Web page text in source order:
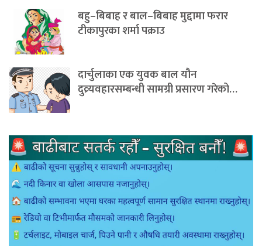
बहु–बिबाह र बाल–बिबाह मुद्दामा फरार
टीकापुरका शर्मा पक्राउ
दार्चुलाका एक युवक बाल यौन
दुव्र्यवहारसम्बन्धी सामग्री प्रसारण गरेको…